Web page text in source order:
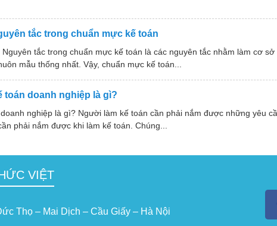
tắc trong chuẩn mực kế toán
tắc trong chuẩn mực kế toán là các nguyên tắc nhằm làm cơ
mẫu thống nhất. Vậy, chuẩn mực kế toán...
toán doanh nghiệp là gì?
nghiệp là gì? Người làm kế toán cần phải nắm được những yêu
phải nắm được khi làm kế toán. Chúng...
VIỆT
Thọ – Mai Dịch – Cầu Giấy – Hà Nội